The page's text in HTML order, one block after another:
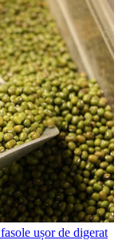
ușor de digerat